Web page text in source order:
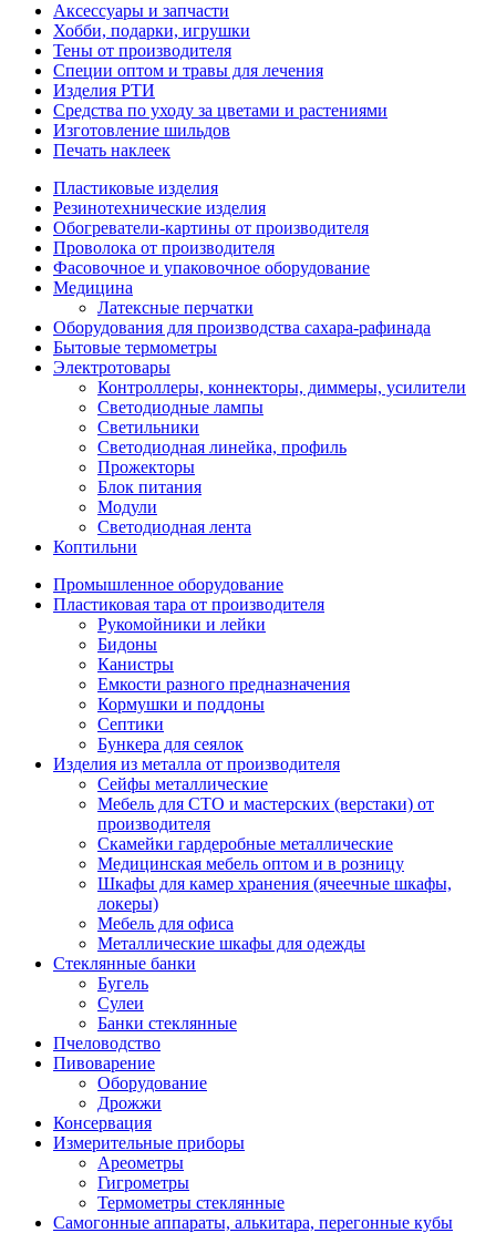
Аксессуары и запчасти
Хобби, подарки, игрушки
Тены от производителя
Специи оптом и травы для лечения
Изделия РТИ
Средства по уходу за цветами и растениями
Изготовление шильдов
Печать наклеек
Пластиковые изделия
Резинотехнические изделия
Обогреватели-картины от производителя
Проволока от производителя
Фасовочное и упаковочное оборудование
Медицина
Латексные перчатки
Оборудования для производства сахара-рафинада
Бытовые термометры
Электротовары
Контроллеры, коннекторы, диммеры, усилители
Светодиодные лампы
Светильники
Светодиодная линейка, профиль
Прожекторы
Блок питания
Модули
Светодиодная лента
Коптильни
Промышленное оборудование
Пластиковая тара от производителя
Рукомойники и лейки
Бидоны
Канистры
Емкости разного предназначения
Кормушки и поддоны
Септики
Бункера для сеялок
Изделия из металла от производителя
Сейфы металлические
Мебель для СТО и мастерских (верстаки) от
производителя
Скамейки гардеробные металлические
Медицинская мебель оптом и в розницу
Шкафы для камер хранения (ячеечные шкафы,
локеры)
Мебель для офиса
Металлические шкафы для одежды
Стеклянные банки
Бугель
Сулеи
Банки стеклянные
Пчеловодство
Пивоварение
Оборудование
Дрожжи
Консервация
Измерительные приборы
Ареометры
Гигрометры
Термометры стеклянные
Самогонные аппараты, алькитара, перегонные кубы